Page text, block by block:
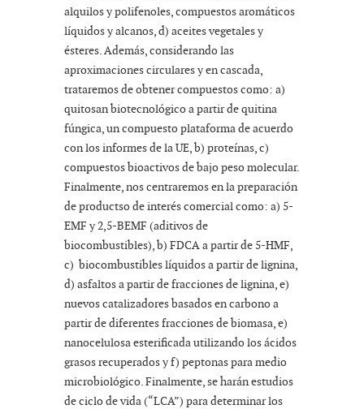
alquilos y polifenoles, compuestos aromáticos
líquidos y alcanos, d) aceites vegetales y
ésteres. Además, considerando las
aproximaciones circulares y en cascada,
trataremos de obtener compuestos como: a)
quitosan biotecnológico a partir de quitina
fúngica, un compuesto plataforma de acuerdo
con los informes de la UE, b) proteínas, c)
compuestos bioactivos de bajo peso molecular.
Finalmente, nos centraremos en la preparación
de productso de interés comercial como: a) 5-
EMF y 2,5-BEMF (aditivos de
biocombustibles), b) FDCA a partir de 5-HMF,
c) biocombustibles líquidos a partir de lignina,
d) asfaltos a partir de fracciones de lignina, e)
nuevos catalizadores basados en carbono a
partir de diferentes fracciones de biomasa, e)
nanocelulosa esterificada utilizando los ácidos
grasos recuperados y f) peptonas para medio
microbiológico. Finalmente, se harán estudios
de ciclo de vida (“LCA”) para determinar los